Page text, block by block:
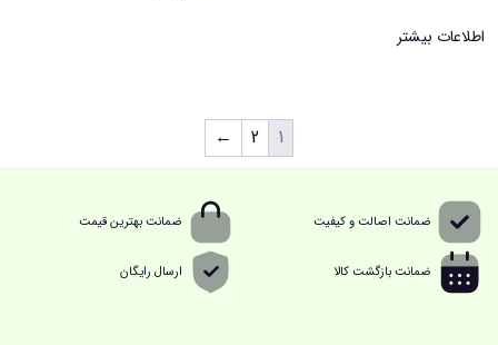
اطلاعات بیشتر
1
2
←
ضمانت اصالت و کیفیت ضمانت بهترین قیمت
ضمانت بازگشت کالا ارسال رایگان